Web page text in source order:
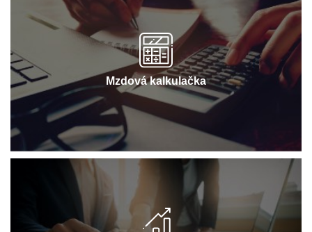
Mzdová kalkulačka